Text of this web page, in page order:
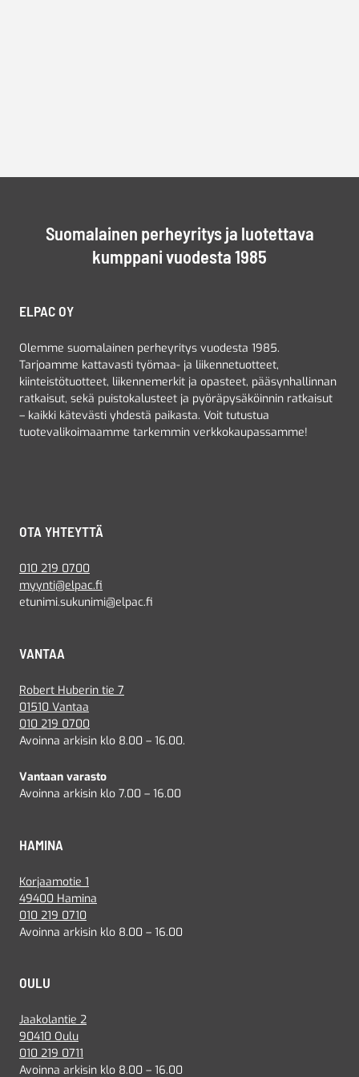
Suomalainen perheyritys ja luotettava
kumppani vuodesta 1985
ELPAC OY
Olemme suomalainen perheyritys vuodesta 1985.
Tarjoamme kattavasti työmaa- ja liikennetuotteet,
kiinteistötuotteet, liikennemerkit ja opasteet, pääsynhallinnan
ratkaisut, sekä puistokalusteet ja pyöräpysäköinnin ratkaisut
– kaikki kätevästi yhdestä paikasta. Voit tutustua
tuotevalikoimaamme tarkemmin verkkokaupassamme!
OTA YHTEYTTÄ
010 219 0700
myynti@elpac.fi
etunimi.sukunimi@elpac.fi
VANTAA
Robert Huberin tie 7
01510 Vantaa
010 219 0700
Avoinna arkisin klo 8.00 – 16.00.
Vantaan varasto
Avoinna arkisin klo 7.00 – 16.00
HAMINA
Korjaamotie 1
49400 Hamina
010 219 0710
Avoinna arkisin klo 8.00 – 16.00
OULU
Jaakolantie 2
90410 Oulu
010 219 0711
Avoinna arkisin klo 8.00 – 16.00